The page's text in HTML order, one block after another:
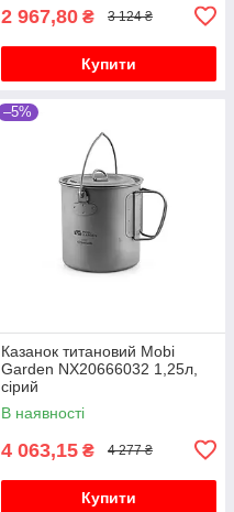
2 967,80 ₴ 3 124 ₴
Купити
–5%
Казанок титановий Mobi
Garden NX20666032 1,25л,
сірий
В наявності
4 063,15 ₴ 4 277 ₴
Купити